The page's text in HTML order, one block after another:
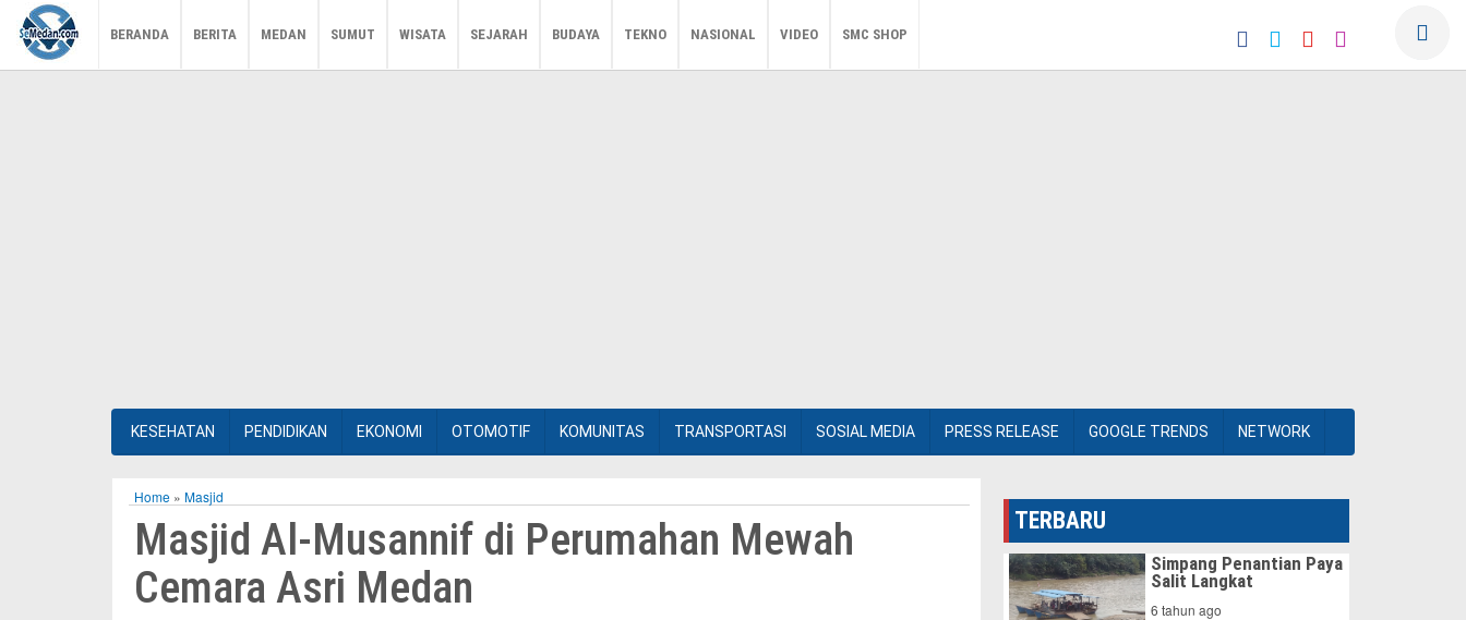
BERANDA BERITA MEDAN SUMUT WISATA SEJARAH BUDAYA TEKNO NASIONAL VIDEO SMC SHOP
KESEHATAN PENDIDIKAN EKONOMI OTOMOTIF KOMUNITAS TRANSPORTASI SOSIAL MEDIA PRESS RELEASE GOOGLE TRENDS NETWORK
Home » Masjid
Masjid Al-Musannif di Perumahan Mewah
Cemara Asri Medan
TERBARU
Simpang Penantian Paya
Salit Langkat
6 tahun ago